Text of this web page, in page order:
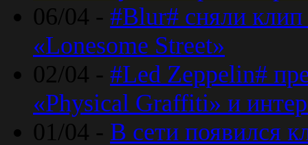
06/04 - #Blur# сняли клип
«Lonesome Street»
02/04 - #Led Zeppelin#
«Physical Graffiti» и
01/04 - В сети появился